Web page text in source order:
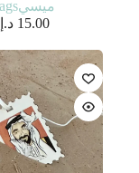
ميسيtags
15.00 د.إ